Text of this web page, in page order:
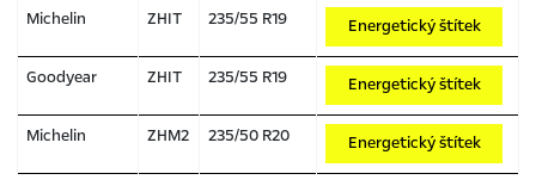
Michelin ZHIT 235/55 R19 Energetický štítek
Goodyear ZHIT 235/55 R19 Energetický štítek
Michelin ZHM2 235/50 R20 Energetický štítek